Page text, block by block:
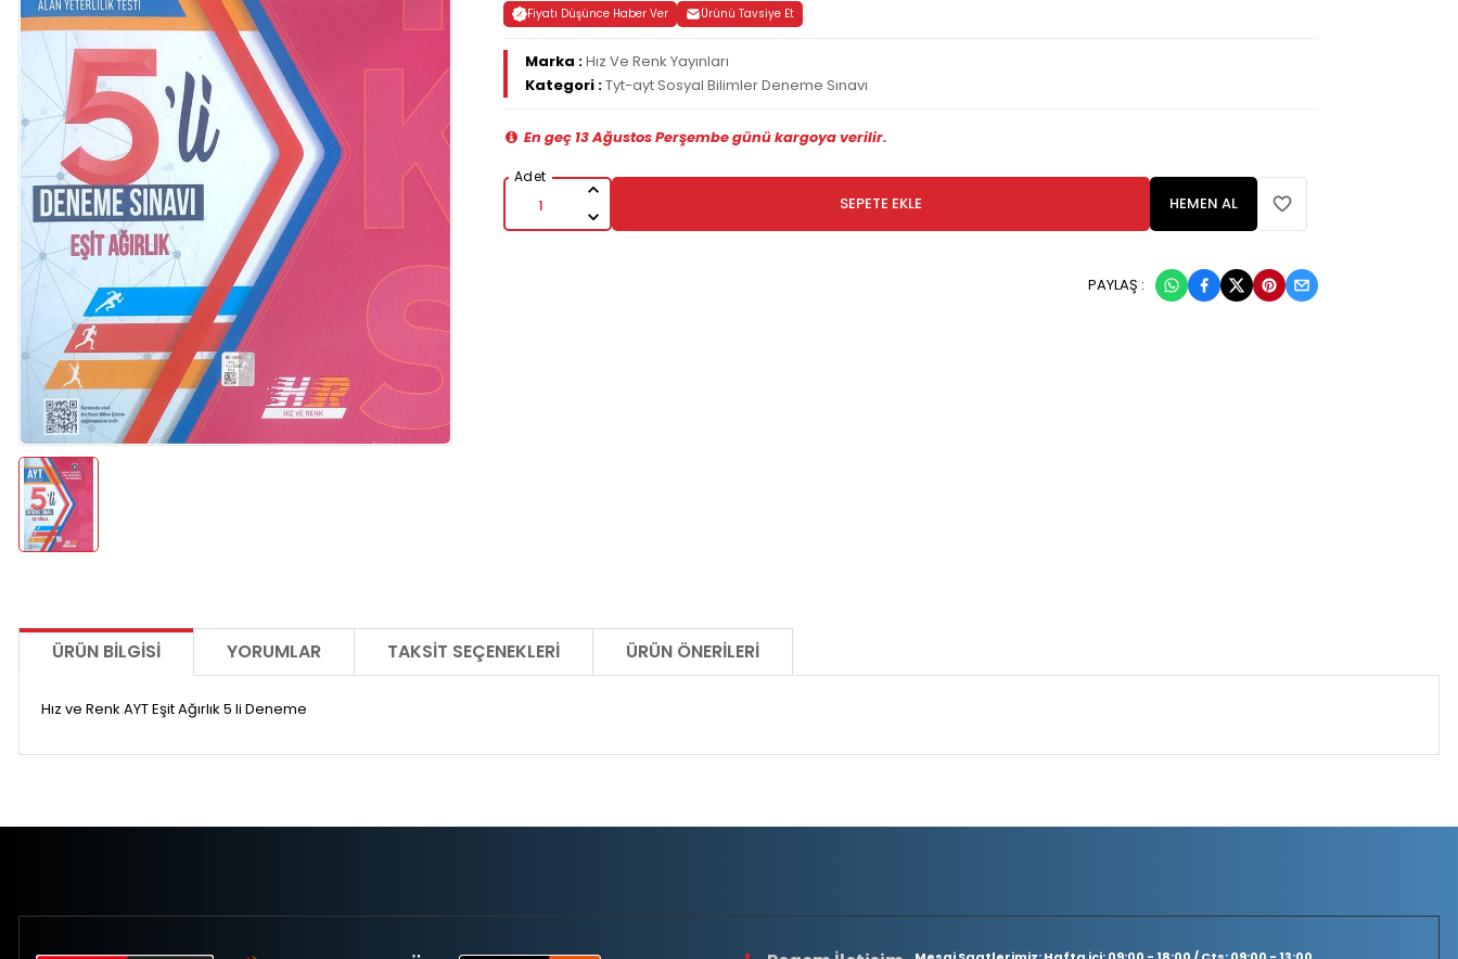
Fiyatı Düşünce Haber Ver Ürünü Tavsiye Et
Marka :Hız Ve Renk Yayınları
Kategori :Tyt-ayt Sosyal Bilimler Deneme Sınavı
En geç 13 Ağustos Perşembe günü kargoya verilir.
SEPETE EKLE HEMEN AL
PAYLAŞ :
ÜRÜN BILGISI YORUMLAR TAKSIT SEÇENEKLERI ÜRÜN ÖNERILERI
Hız ve Renk AYT Eşit Ağırlık 5 li Deneme